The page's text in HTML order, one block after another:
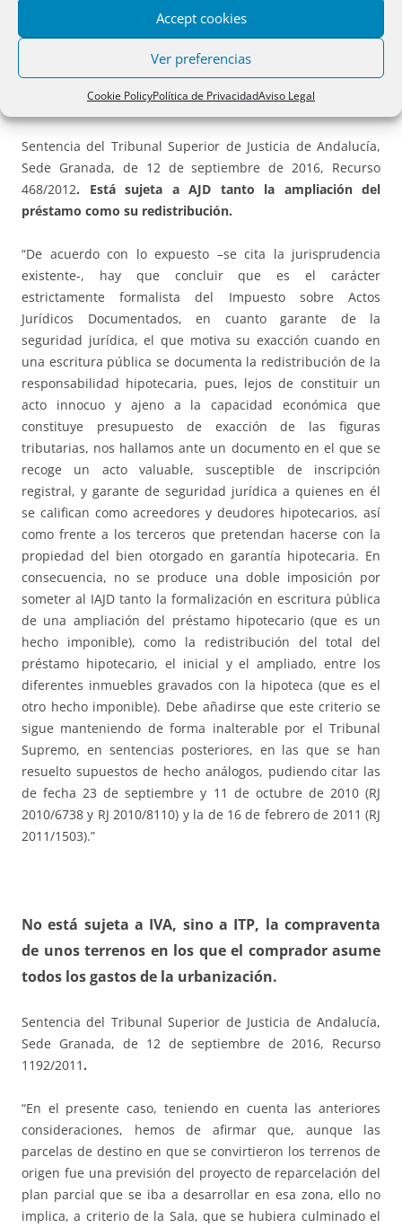
Accept cookies
Ver preferencias
Cookie PolicyPolítica de PrivacidadAviso Legal
satisfaga el concesionario, para evitar una capitalización
simple como en la actualidad, ajustando la base a la
verdadera realidad de estas concesiones»
Sentencia del Tribunal Superior de Justicia de Andalucía,
Sede Granada, de 12 de septiembre de 2016, Recurso
468/2012. Está sujeta a AJD tanto la ampliación del
préstamo como su redistribución.
“De acuerdo con lo expuesto –se cita la jurisprudencia
existente-, hay que concluir que es el carácter
estrictamente formalista del Impuesto sobre Actos
Jurídicos Documentados, en cuanto garante de la
seguridad jurídica, el que motiva su exacción cuando en
una escritura pública se documenta la redistribución de la
responsabilidad hipotecaria, pues, lejos de constituir un
acto innocuo y ajeno a la capacidad económica que
constituye presupuesto de exacción de las figuras
tributarias, nos hallamos ante un documento en el que se
recoge un acto valuable, susceptible de inscripción
registral, y garante de seguridad jurídica a quienes en él
se califican como acreedores y deudores hipotecarios, así
como frente a los terceros que pretendan hacerse con la
propiedad del bien otorgado en garantía hipotecaria. En
consecuencia, no se produce una doble imposición por
someter al IAJD tanto la formalización en escritura pública
de una ampliación del préstamo hipotecario (que es un
hecho imponible), como la redistribución del total del
préstamo hipotecario, el inicial y el ampliado, entre los
diferentes inmuebles gravados con la hipoteca (que es el
otro hecho imponible). Debe añadirse que este criterio se
sigue manteniendo de forma inalterable por el Tribunal
Supremo, en sentencias posteriores, en las que se han
resuelto supuestos de hecho análogos, pudiendo citar las
de fecha 23 de septiembre y 11 de octubre de 2010 (RJ
2010/6738 y RJ 2010/8110) y la de 16 de febrero de 2011 (RJ
2011/1503).”
No está sujeta a IVA, sino a ITP, la compraventa
de unos terrenos en los que el comprador asume
todos los gastos de la urbanización.
Sentencia del Tribunal Superior de Justicia de Andalucía,
Sede Granada, de 12 de septiembre de 2016, Recurso
1192/2011.
“En el presente caso, teniendo en cuenta las anteriores
consideraciones, hemos de afirmar que, aunque las
parcelas de destino en que se convirtieron los terrenos de
origen fue una previsión del proyecto de reparcelación del
plan parcial que se iba a desarrollar en esa zona, ello no
implica, a criterio de la Sala, que se hubiera culminado el